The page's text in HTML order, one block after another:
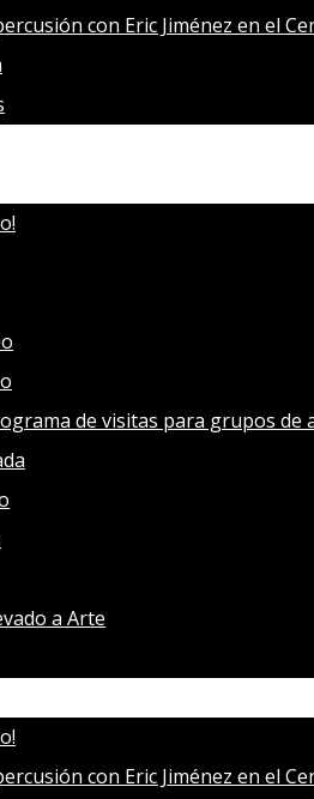
con Eric Jiménez en el
de visitas para grupos
a Arte
con Eric Jiménez en el